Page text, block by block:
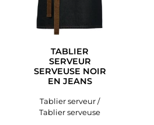
TABLIER
SERVEUR
SERVEUSE NOIR
EN JEANS
Tablier serveur /
Tablier serveuse